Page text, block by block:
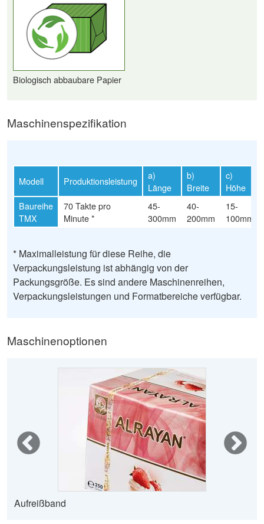
Biologisch abbaubare Papier
Maschinenspezifikation
Modell Produktionsleistung
a)
Länge
b)
Breite
c)
Höhe
Baureihe
TMX
70 Takte pro
Minute *
45-
300mm
40-
200mm
15-
100mm
* Maximalleistung für diese Reihe, die
Verpackungsleistung ist abhängig von der
Packungsgröße. Es sind andere Maschinenreihen,
Verpackungsleistungen und Formatbereiche verfügbar.
Maschinenoptionen
Aufreißband